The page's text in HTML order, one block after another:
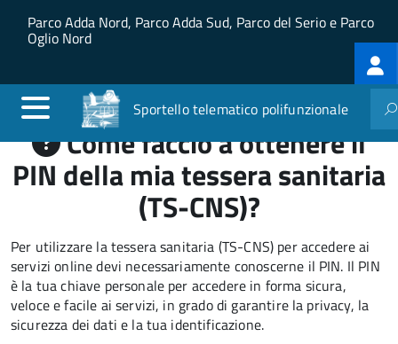
Salta al contenuto principale
Skip to site navigation
Parco Adda Nord, Parco Adda Sud, Parco del Serio e Parco
Oglio Nord
Sportello telematico polifunzionale
Come faccio a ottenere il
PIN della mia tessera sanitaria
(TS-CNS)?
Per utilizzare la tessera sanitaria (TS-CNS) per accedere ai
servizi online devi necessariamente conoscerne il PIN. Il PIN
è la tua chiave personale per accedere in forma sicura,
veloce e facile ai servizi, in grado di garantire la privacy, la
sicurezza dei dati e la tua identificazione.